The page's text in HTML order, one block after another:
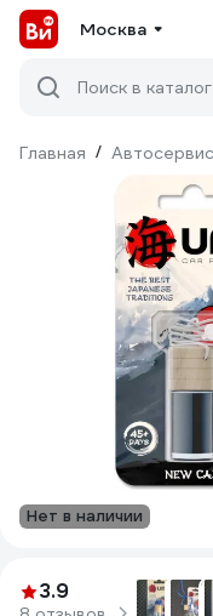
Москва
Поиск в
Главная /
Нет в наличии
3.9